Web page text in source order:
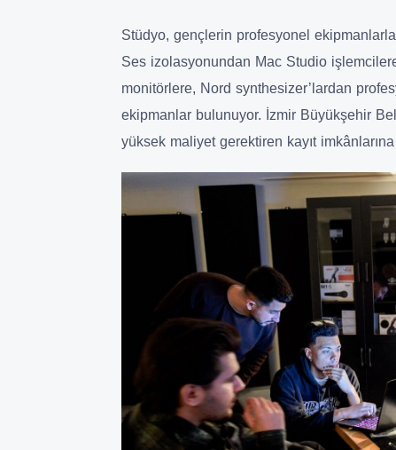
Stüdyo, gençlerin profesyonel
Ses izolasyonundan Mac Studio
monitörlere, Nord synthesizer’lardan
ekipmanlar bulunuyor. İzmir Büyükşehir
yüksek maliyet gerektiren kayıt